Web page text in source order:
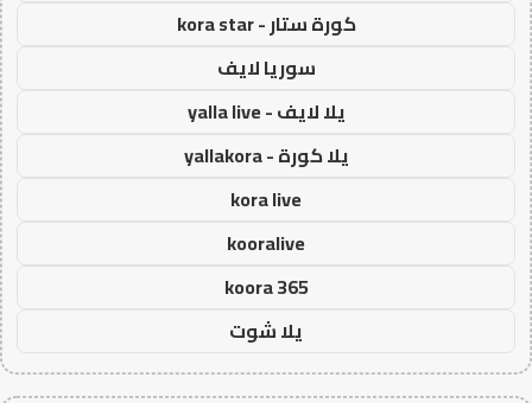
كورة ستار - kora star
سوريا لايف
يلا لايف - yalla live
يلا كورة - yallakora
kora live
kooralive
koora 365
يلا شوت